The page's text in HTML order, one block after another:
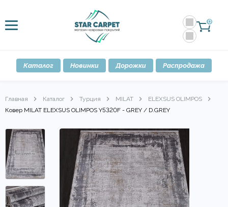
0
Каталог Новинки Дорожки Распродажа
Главная Каталог Турция MILAT
ELEXSUS OLIMPOS
Ковер MILAT ELEXSUS OLIMPOS Y5320F - GREY / D.GREY